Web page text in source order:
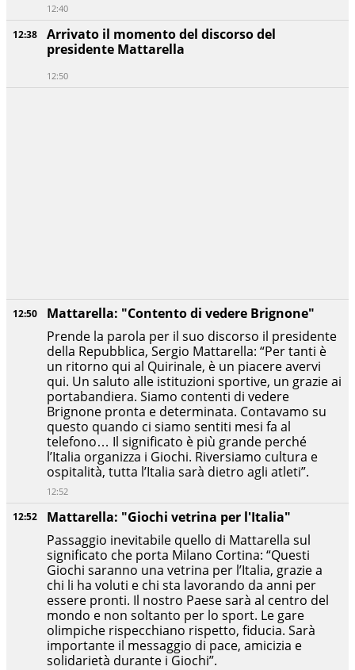
12:52
Mattarella: "Giochi vetrina per l'Italia"
Passaggio inevitabile quello di Mattarella sul
significato che porta Milano Cortina: “Questi
Giochi saranno una vetrina per l’Italia, grazie a
chi li ha voluti e chi sta lavorando da anni per
essere pronti. Il nostro Paese sarà al centro del
mondo e non soltanto per lo sport. Le gare
olimpiche rispecchiano rispetto, fiducia. Sarà
importante il messaggio di pace, amicizia e
solidarietà durante i Giochi”.
12:50
Mattarella: "Contento di vedere Brignone"
Prende la parola per il suo discorso il presidente
della Repubblica, Sergio Mattarella: “Per tanti è
un ritorno qui al Quirinale, è un piacere avervi
qui. Un saluto alle istituzioni sportive, un grazie ai
portabandiera. Siamo contenti di vedere
Brignone pronta e determinata. Contavamo su
questo quando ci siamo sentiti mesi fa al
telefono… Il significato è più grande perché
l’Italia organizza i Giochi. Riversiamo cultura e
ospitalità, tutta l’Italia sarà dietro agli atleti”.
12:52
12:38
Arrivato il momento del discorso del
presidente Mattarella
12:50
12:40